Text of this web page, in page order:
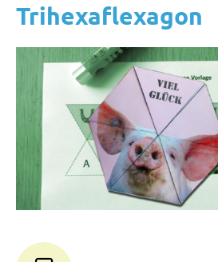
Trihexaflexagon